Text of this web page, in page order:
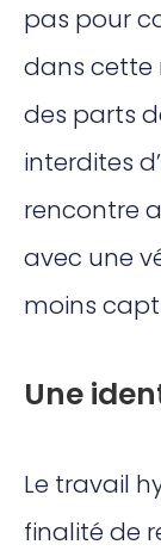
pas pour
dans cette
des parts
interdites
rencontre
avec une
moins
Une
Le travail
finalité de